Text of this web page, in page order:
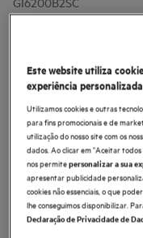
Máquina de
encastrar
para 14
5 (4)
Benefícios
Série 6000: limpeza
Ecrã SmartSelect: ajuste o
Este website utiliza
experiência
Utilizamos cookies e outras
para fins promocionais e de
utilização do nosso site com os
dados. Ao clicar em "Aceitar todos
nos permitepersonalizar a sua
apresentar publicidade
cookies não essenciais, o que
lhe conseguimos disponibilizar.
Declaração de Privacidade de